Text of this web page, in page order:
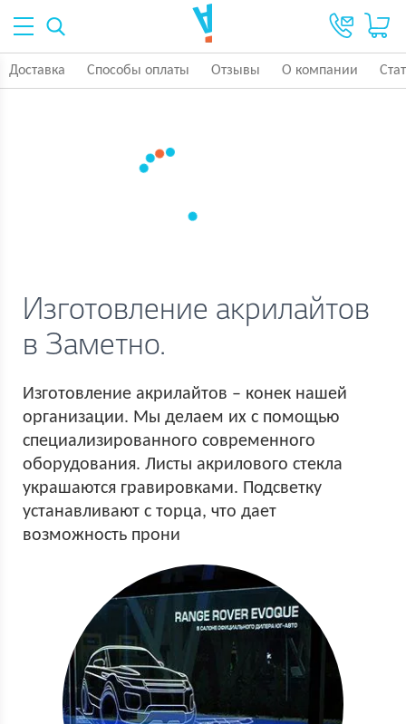
Доставка Способы оплаты Отзывы О компании
Изготовление акрилайтов
в Заметно.
Изготовление акрилайтов – конек нашей
организации. Мы делаем их с помощью
специализированного современного
оборудования. Листы акрилового стекла
украшаются гравировками. Подсветку
устанавливают с торца, что дает
возможность прони